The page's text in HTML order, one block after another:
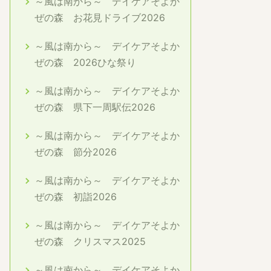
ぜの森 お花見ドライブ2026
～風は南から～ デイケアそよか
ぜの森 2026ひな祭り
～風は南から～ デイケアそよか
ぜの森 県下一周駅伝2026
～風は南から～ デイケアそよか
ぜの森 節分2026
～風は南から～ デイケアそよか
ぜの森 初詣2026
～風は南から～ デイケアそよか
ぜの森 クリスマス2025